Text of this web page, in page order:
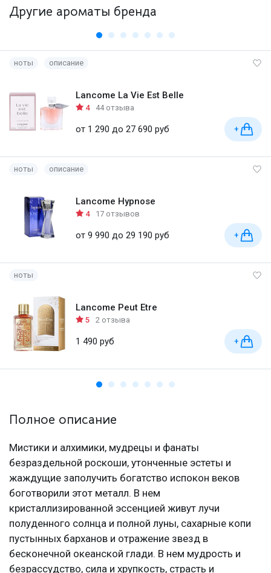
Другие ароматы бренда
ноты описание
Lancome La Vie Est Belle
4 44 отзыва
от 1 290 до 27 690 руб +
ноты описание
Lancome Hypnose
4 17 отзывов
от 9 990 до 29 190 руб +
ноты
Lancome Peut Etre
5 2 отзыва
1 490 руб +
Полное описание
Мистики и алхимики, мудрецы и фанаты
безраздельной роскоши, утонченные эстеты и
жаждущие заполучить богатство испокон веков
боготворили этот металл. В нем
кристаллизированной эссенцией живут лучи
полуденного солнца и полной луны, сахарные копи
пустынных барханов и отражение звезд в
бесконечной океанской глади. В нем мудрость и
безрассудство, сила и хрупкость, страсть и